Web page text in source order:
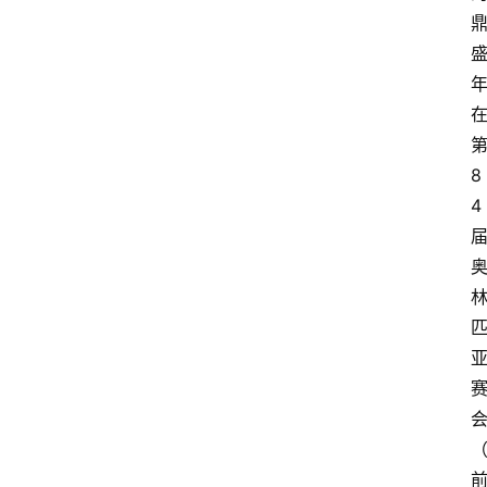
鼎
盛
年
在
第
8
4
届
奥
林
匹
亚
赛
会
（
前